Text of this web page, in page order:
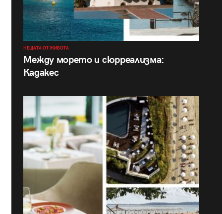
НЕЩАТА ОТ ЖИВОТА
Между морето и сюрреализма:
Кадакес